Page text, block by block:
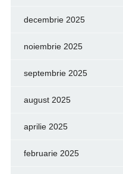
decembrie 2025
noiembrie 2025
septembrie 2025
august 2025
aprilie 2025
februarie 2025